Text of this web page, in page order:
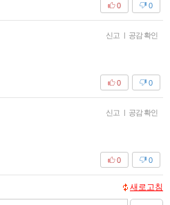
0
0
신고 | 공감 확인
0
0
신고 | 공감 확인
0
0
새로고침